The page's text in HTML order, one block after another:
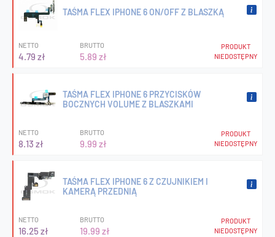
TAŚMA FLEX IPHONE 6 ON/OFF Z BLASZKĄ
NETTO
4.79 zł
BRUTTO
5.89 zł
PRODUKT
NIEDOSTĘPNY
TAŚMA FLEX IPHONE 6 PRZYCISKÓW
BOCZNYCH VOLUME Z BLASZKAMI
NETTO
8.13 zł
BRUTTO
9.99 zł
PRODUKT
NIEDOSTĘPNY
TAŚMA FLEX IPHONE 6 Z CZUJNIKIEM I
KAMERĄ PRZEDNIĄ
NETTO
16.25 zł
BRUTTO
19.99 zł
PRODUKT
NIEDOSTĘPNY